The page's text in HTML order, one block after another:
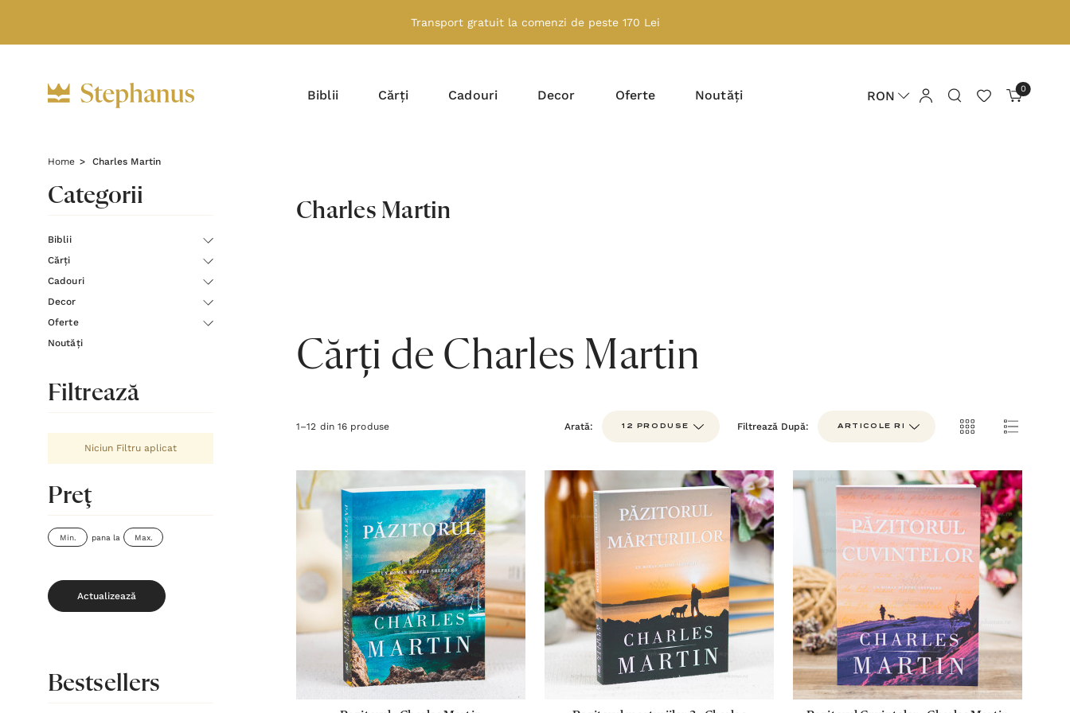
Transport gratuit la comenzi de peste 170 Lei
Biblii Cărți Cadouri Decor Oferte Noutăți RON 0
Home Charles Martin
Categorii
Biblii
Cărți
Cadouri
Decor
Oferte
Noutăți
Filtrează
Niciun Filtru aplicat
Preţ
pana la
Actualizează
Bestsellers
Charles Martin
Cărți de Charles Martin
1–12 din 16 produse Arată: Filtrează După: